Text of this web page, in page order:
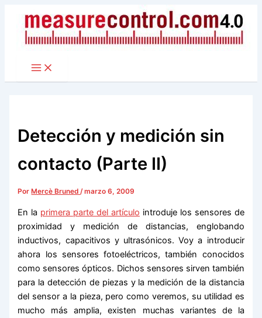
contenido
Detección y medición sin
contacto (Parte II)
Por Mercè Bruned/marzo 6, 2009
En la primera parte del artículo introduje los sensores de
proximidad y medición de distancias, englobando
inductivos, capacitivos y ultrasónicos. Voy a introducir
ahora los sensores fotoeléctricos, también conocidos
como sensores ópticos. Dichos sensores sirven también
para la detección de piezas y la medición de la distancia
del sensor a la pieza, pero como veremos, su utilidad es
mucho más amplia, existen muchas variantes de la